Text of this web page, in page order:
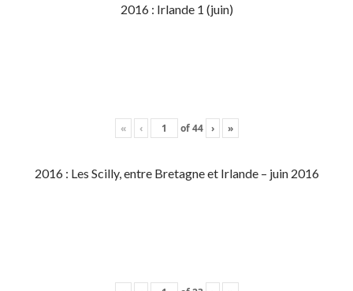
2016 : Irlande 1 (juin)
« ‹ of44 › »
2016 : Les Scilly, entre Bretagne et Irlande – juin 2016